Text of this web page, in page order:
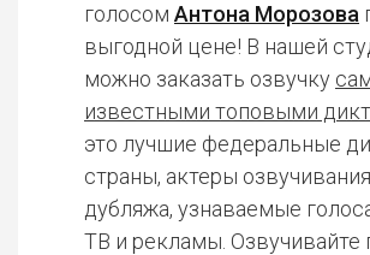
голосом Антона Морозова
выгодной цене! В нашей
можно заказать озвучку
известными топовыми
это лучшие федеральные
страны, актеры
дубляжа, узнаваемые
ТВ и рекламы. Озвучивайте